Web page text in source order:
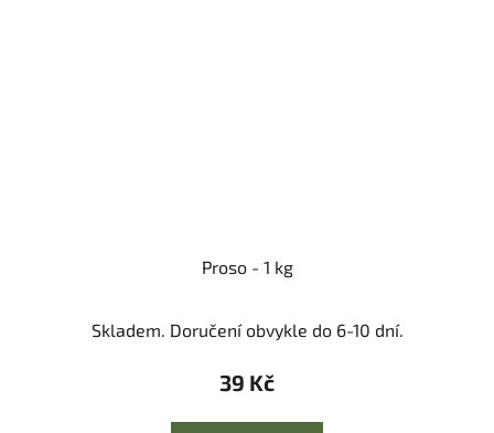
Proso - 1 kg
Skladem. Doručení obvykle do 6-10 dní.
39 Kč